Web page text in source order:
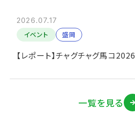
2026.07.17
イベント
盛岡
【レポート】チャグチャグ馬コ2026
一覧を見る